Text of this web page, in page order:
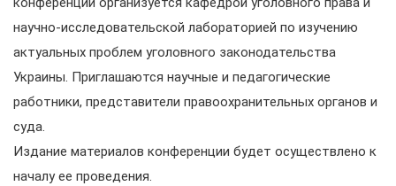
научно-исследовательской лабораторией по изучению
актуальных проблем уголовного законодательства
Украины. Приглашаются научные и педагогические
работники, представители правоохранительных органов и
суда.
Издание материалов конференции будет осуществлено к
началу ее проведения.